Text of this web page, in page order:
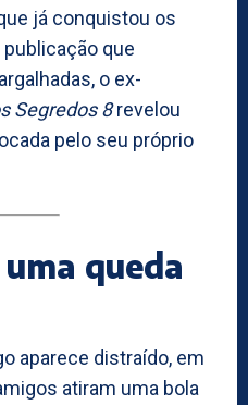
já conquistou os
que
o ex-
Segredos 8revelou
pelo seu próprio
queda
aparece distraído, em
atiram uma bola